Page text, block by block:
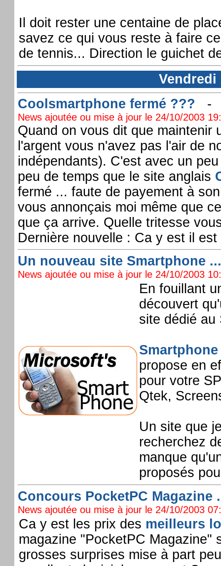
Il doit rester une centaine de
savez ce qui vous reste à faire
de tennis... Direction le guichet
Vendredi
Coolsmartphone fermé ???
News ajoutée ou mise à jour le 24/10/2003
Quand on vous dit que maintenir
l'argent vous n'avez pas l'air de
indépendants). C'est avec un
peu de temps que le site anglais
fermé ... faute de payement à
vous annonçais moi même que
que ça arrive. Quelle tritesse
Dernière nouvelle : Ca y est il
Un nouveau site Smartphone ...
News ajoutée ou mise à jour le 24/10/2003
En fouillant
découvert
site dédié au
Smartphone
propose en
pour votre
Qtek,
Un site que
recherchez
manque
proposés
Concours PocketPC Magazine
News ajoutée ou mise à jour le 24/10/2003
Ca y est les prix des meilleurs
magazine "PocketPC Magazine"
grosses surprises mise à part